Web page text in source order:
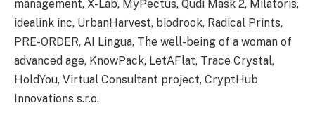
management, X-Lab, MyPectus, Qudi Mask 2, Milatoris,
idealink inc, UrbanHarvest, biodrook, Radical Prints,
PRE-ORDER, AI Lingua, The well-being of a woman of
advanced age, KnowPack, LetAFlat, Trace Crystal,
HoldYou, Virtual Consultant project, CryptHub
Innovations s.r.o.